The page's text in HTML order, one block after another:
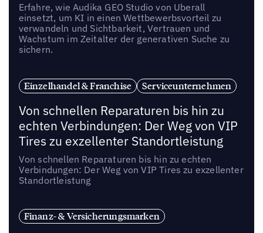
Erfahre, wie Audika GEO Studio von Uberall
einsetzt, um KI in einen Wettbewerbsvorteil zu
verwandeln und Sichtbarkeit, Vertrauen und
Wachstum im Zeitalter der generativen Suche zu
sichern.
Einzelhandel & Franchise Serviceunternehmen
Von schnellen Reparaturen bis hin zu
echten Verbindungen: Der Weg von VIP
Tires zu exzellenter Standortleistung
Von schnellen Reparaturen bis hin zu echten
Verbindungen: Der Weg von VIP Tires zu exzellenter
Standortleistung
Finanz- & Versicherungsmarken